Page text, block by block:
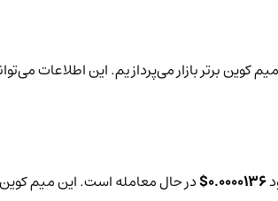
در گزارش روزانه به بررسی قیمت و تغییرات 24 ساعته حجم معاملات 6 میم
0.0000136$ در حال معامله است. این میم کوین در 24 ساعت گذشته تغییرات